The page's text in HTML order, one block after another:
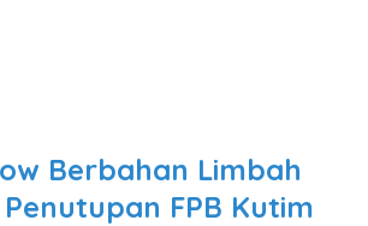
Berbahan Limbah
FPB Kutim